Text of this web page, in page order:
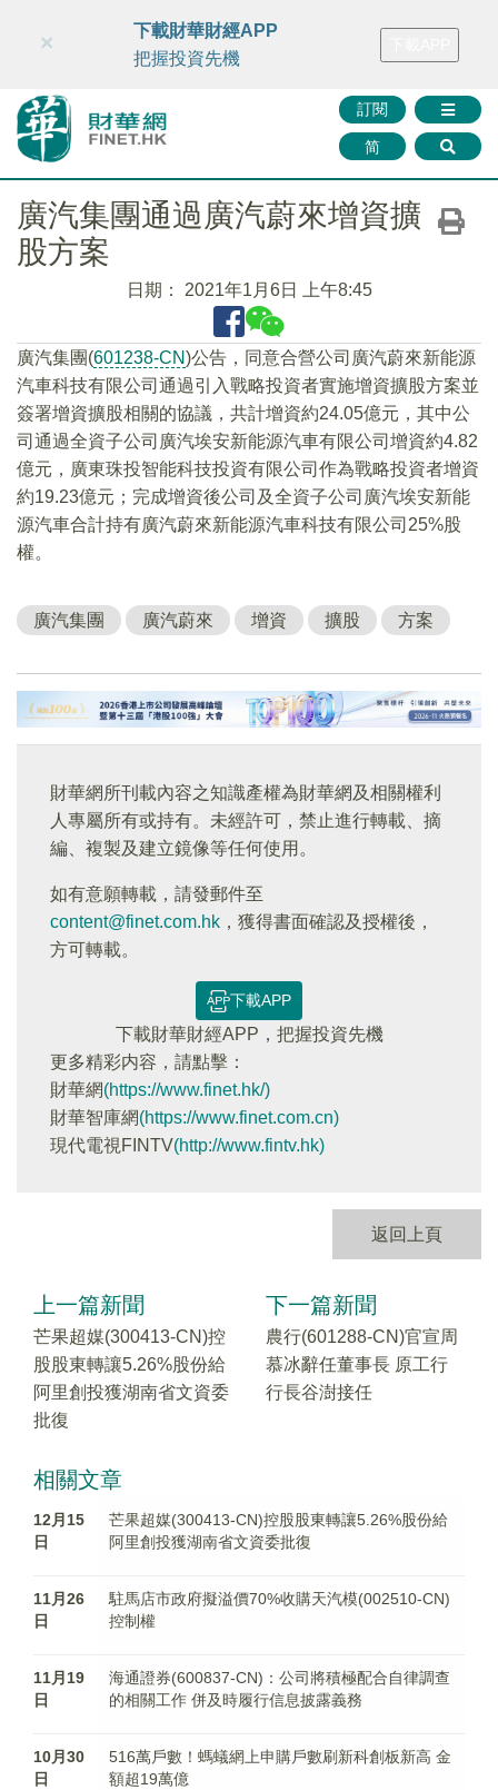
財華智庫網 FINTV FINMETA 財華證券 媒體矩陣
訂閱
简
×
下載財華財經APP
把握投資先機
廣汽集團通過廣汽蔚來增資擴
股方案
日期： 2021年1月6日 上午8:45
廣汽集團(601238-CN)公告，同意合營公司廣汽蔚來新能源
汽車科技有限公司通過引入戰略投資者實施增資擴股方案並
簽署增資擴股相關的協議，共計增資約24.05億元，其中公
司通過全資子公司廣汽埃安新能源汽車有限公司增資約4.82
億元，廣東珠投智能科技投資有限公司作為戰略投資者增資
約19.23億元；完成增資後公司及全資子公司廣汽埃安新能
源汽車合計持有廣汽蔚來新能源汽車科技有限公司25%股
權。
廣汽集團 廣汽蔚來 增資 擴股 方案
財華網所刊載內容之知識產權為財華網及相關權利
人專屬所有或持有。未經許可，禁止進行轉載、摘
編、複製及建立鏡像等任何使用。
如有意願轉載，請發郵件至
content@finet.com.hk ，獲得書面確認及授權後，
方可轉載。
下載APP
下載財華財經APP，把握投資先機
更多精彩内容，請點擊：
財華網(https://www.finet.hk/)
財華智庫網(https://www.finet.com.cn)
現代電視FINTV(http://www.fintv.hk)
返回上頁
上一篇新聞
芒果超媒(300413-CN)控
股股東轉讓5.26%股份給
阿里創投獲湖南省文資委
批復
下一篇新聞
農行(601288-CN)官宣周
慕冰辭任董事長 原工行
行長谷澍接任
相關文章
12月15
日
芒果超媒(300413-CN)控股股東轉讓5.26%股份給
阿里創投獲湖南省文資委批復
11月26
日
駐馬店市政府擬溢價70%收購天汽模(002510-CN)
控制權
11月19
日
海通證券(600837-CN)：公司將積極配合自律調查
的相關工作 併及時履行信息披露義務
10月30
日
516萬戶數！螞蟻網上申購戶數刷新科創板新高 金
額超19萬億